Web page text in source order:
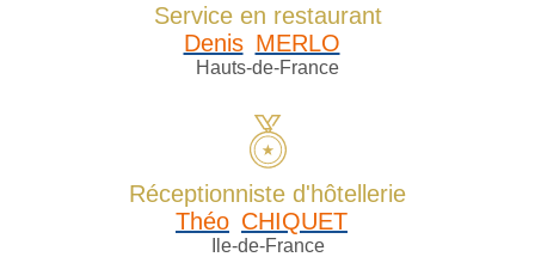
Service en restaurant
Denis MERLO
Hauts-de-France
Réceptionniste d'hôtellerie
Théo CHIQUET
Ile-de-France